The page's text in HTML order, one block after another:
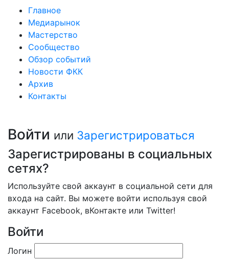
Главное
Медиарынок
Мастерство
Сообщество
Обзор событий
Новости ФКК
Архив
Контакты
Войти или Зарегистрироваться
Зарегистрированы в социальных
сетях?
Используйте свой аккаунт в социальной сети для
входа на сайт. Вы можете войти используя свой
аккаунт Facebook, вКонтакте или Twitter!
Войти
Логин